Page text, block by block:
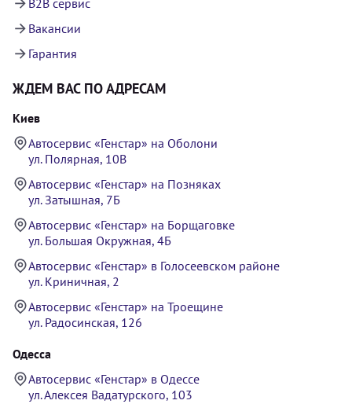
Вакансии
Гарантия
ЖДЕМ ВАС ПО АДРЕСАМ
Киев
Автосервис «Генстар» на Оболони
ул. Полярная, 10В
Автосервис «Генстар» на Позняках
ул. Затышная, 7Б
Автосервис «Генстар» на Борщаговке
ул. Большая Окружная, 4Б
Автосервис «Генстар» в Голосеевском районе
ул. Криничная, 2
Автосервис «Генстар» на Троещине
ул. Радосинская, 126
Одесса
Автосервис «Генстар» в Одессе
ул. Алексея Вадатурского, 103